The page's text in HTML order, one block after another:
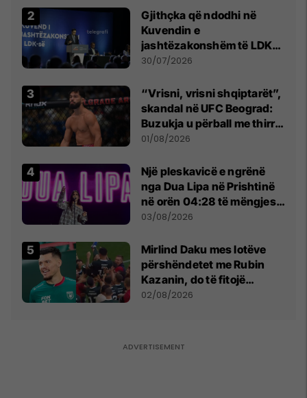
Gjithçka që ndodhi në
Kuvendin e
jashtëzakonshëm të LDK-
së
30/07/2026
“Vrisni, vrisni shqiptarët”,
skandal në UFC Beograd:
Buzukja u përball me thirrje
anti-shqiptare nga
01/08/2026
Një pleskavicë e ngrënë
nga Dua Lipa në Prishtinë
në orën 04:28 të mëngjesit
- dhe bota digjitale serbe
03/08/2026
Mirlind Daku mes lotëve
përshëndetet me Rubin
Kazanin, do të fitojë
miliona te Spartak Moska
02/08/2026